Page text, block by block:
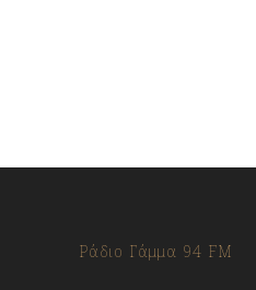
Ράδιο Γάμμα 94 FM